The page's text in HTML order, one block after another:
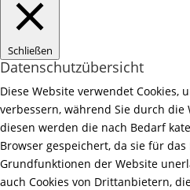
Schließen
Datenschutzübersicht
Diese Website verwendet Cookies,
verbessern, während Sie durch die
diesen werden die nach Bedarf
Browser gespeichert, da sie für
Grundfunktionen der Website
auch Cookies von Drittanbietern,